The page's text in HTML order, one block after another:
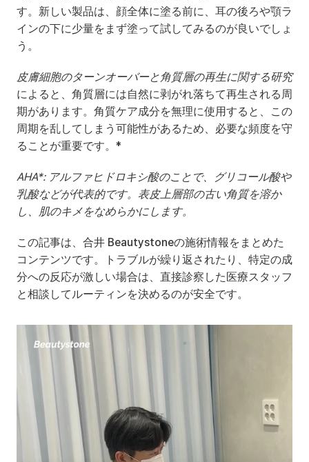
す。新しい製品は、顔全体に塗る前に、耳の後ろや顎ラ
インの下に少量をまず塗って試してみるのが良いでしょ
う。
皮膚細胞のターンオーバーと角質層の再生に関する研究
によると、角質層には自然に剥がれ落ちて再生される周
期があります。角質ケア成分を無理に使用すると、この
周期を乱してしまう可能性があるため、必要な頻度を守
ることが重要です。*
AHA*: アルファヒドロキシ酸のことで、グリコール酸や
乳酸などが代表的です。表皮上層部の古い角質を溶か
し、肌のキメをなめらかにします。
この記事は、合井 Beautystoneの施術情報をまとめた
コンテンツです。トラブルが繰り返されたり、特定の成
分への反応が激しい場合は、直接診察した医療スタッフ
と相談してルーティンを決めるのが安全です。